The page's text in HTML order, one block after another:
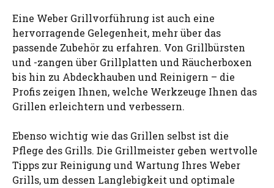
Eine Weber Grillvorführung ist auch eine
hervorragende Gelegenheit, mehr über das
passende Zubehör zu erfahren. Von Grillbürsten
und -zangen über Grillplatten und Räucherboxen
bis hin zu Abdeckhauben und Reinigern – die
Profis zeigen Ihnen, welche Werkzeuge Ihnen das
Grillen erleichtern und verbessern.
Ebenso wichtig wie das Grillen selbst ist die
Pflege des Grills. Die Grillmeister geben wertvolle
Tipps zur Reinigung und Wartung Ihres Weber
Grills, um dessen Langlebigkeit und optimale